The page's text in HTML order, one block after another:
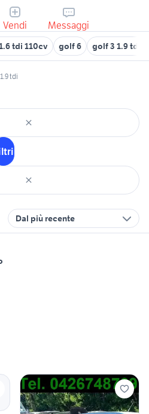
Vendi Messaggi
tdi 110cv golf 6 golf 3 1.9 tdi
tdi
Dal più recente